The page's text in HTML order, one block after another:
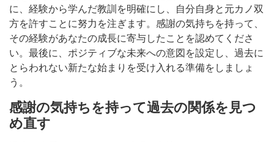
に、経験から学んだ教訓を明確にし、自分自身と元カノ双
方を許すことに努力を注ぎます。感謝の気持ちを持って、
その経験があなたの成長に寄与したことを認めてくださ
い。最後に、ポジティブな未来への意図を設定し、過去に
とらわれない新たな始まりを受け入れる準備をしましょ
う。
感謝の気持ちを持って過去の関係を見つ
め直す